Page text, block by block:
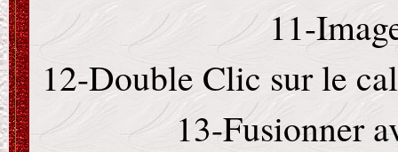
11-
12-Double Clic sur le
13-Fusionner